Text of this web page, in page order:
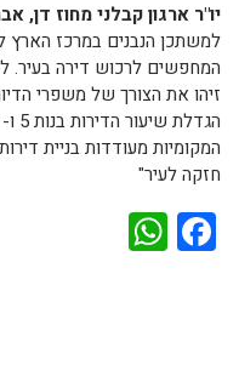
יו"ר ארגון קבלני מחוז דן,
למשתכן הנבנים במרכז הארץ
המחפשים לרכוש דירה בעיר.
זיהו את הצורך של משפרי
המקומיות מעודדות בניית
חזקה לעיר"
Facebook